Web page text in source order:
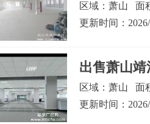
区域：萧山 面
更新时间：
出售萧山
区域：萧山 面
更新时间：